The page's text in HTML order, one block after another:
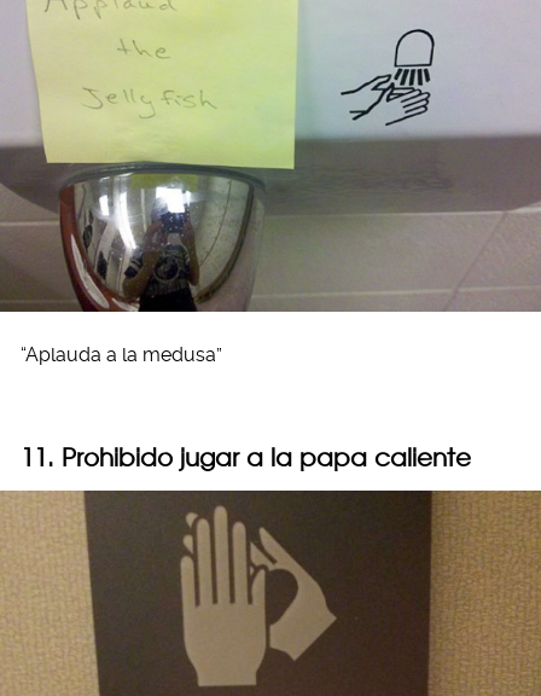
“Aplauda a la medusa”
11. Prohibido jugar a la papa caliente